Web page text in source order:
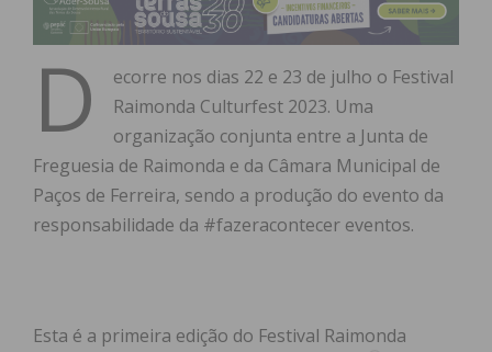
D
ecorre nos dias 22 e 23 de julho o Festival
Raimonda Culturfest 2023. Uma
organização conjunta entre a Junta de
Freguesia de Raimonda e da Câmara Municipal de
Paços de Ferreira, sendo a produção do evento da
responsabilidade da #fazeracontecer eventos.
Esta é a primeira edição do Festival Raimonda